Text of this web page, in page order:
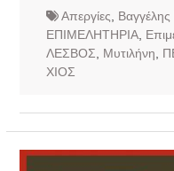
Απεργίες Βαγγέλης
ΕΠΙΜΕΛΗΤΗΡΙΑ,
ΛΕΣΒΟΣ
Μυτιλήνη
ΧΙΟΣ